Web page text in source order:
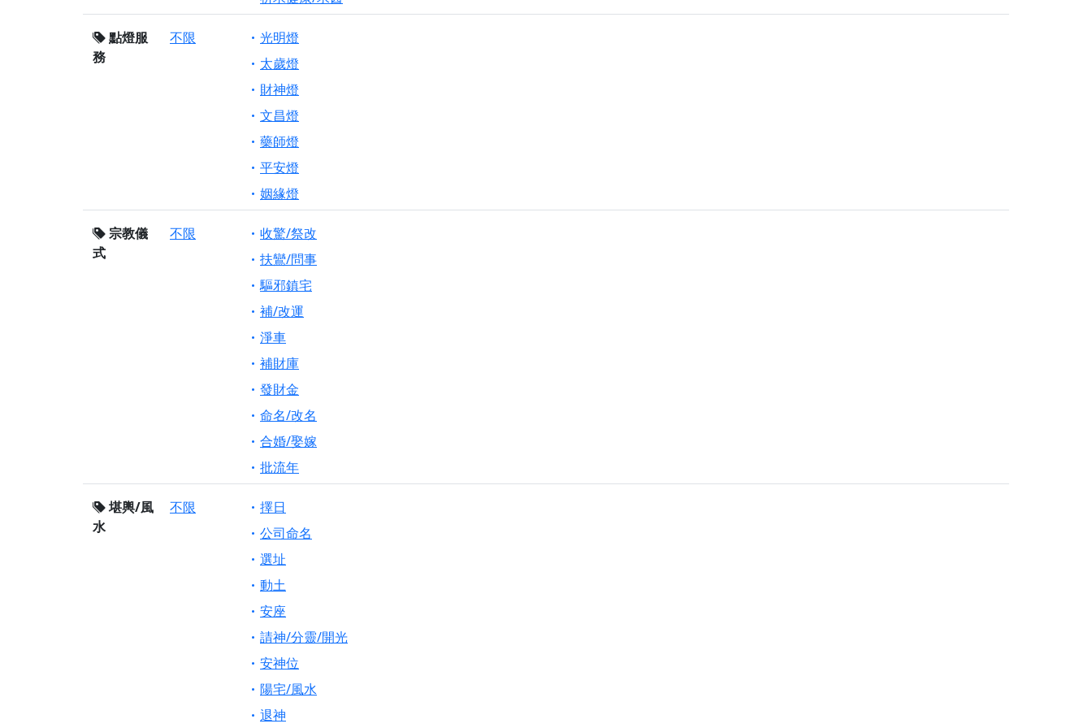
點燈服
務
不限
光明燈
太歲燈
財神燈
文昌燈
藥師燈
平安燈
姻緣燈
宗教儀
式
不限
收驚/祭改
扶鸞/問事
驅邪鎮宅
補/改運
淨車
補財庫
發財金
命名/改名
合婚/娶嫁
批流年
堪輿/風
水
不限
擇日
公司命名
選址
動土
安座
請神/分靈/開光
安神位
陽宅/風水
退神